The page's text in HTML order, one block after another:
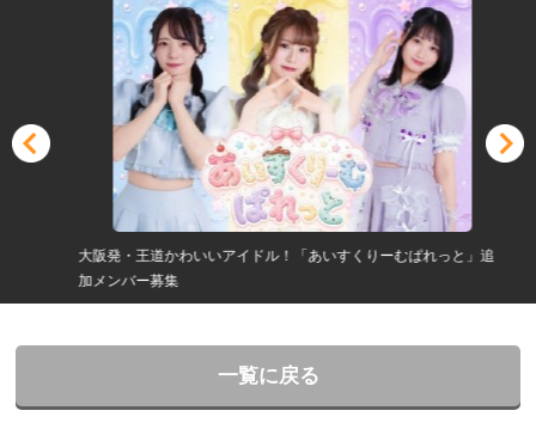
大阪発・王道かわいいアイドル！「あいすくりーむぱれっと」追
加メンバー募集
一覧に戻る